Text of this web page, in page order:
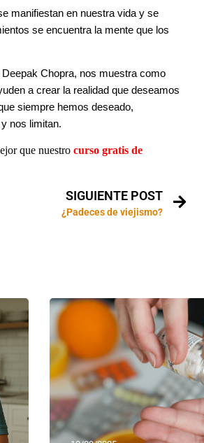
manifiestan en nuestra vida y se
se encuentra la mente que los
Deepak Chopra, nos muestra como
a crear la realidad que deseamos
siempre hemos deseado,
nos limitan.
que nuestro curso gratis de
SIGUIENTE POST
¿Padeces de viejismo?